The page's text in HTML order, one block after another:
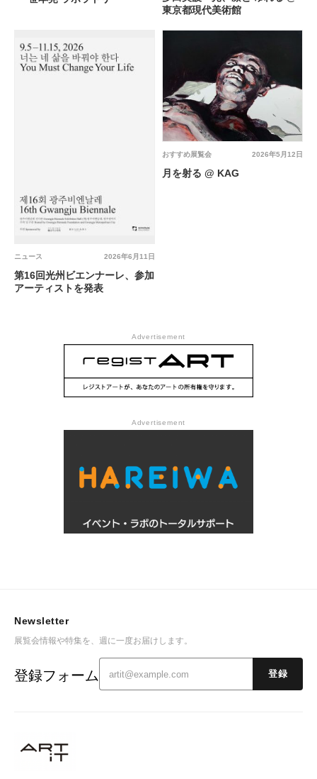
東京都現代美術館
2026年6月11日
ニュース
第16回光州ビエンナーレ、参加
アーティストを発表
2026年5月12日
おすすめ展覧会
月を射る @ KAG
Advertisement
Advertisement
Newsletter
展覧会情報や特集を、週に一度お届けします。
登録フォーム 登録